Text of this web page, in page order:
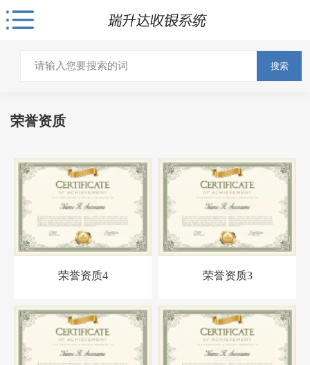
搜索
荣誉资质
荣誉资质4 荣誉资质3